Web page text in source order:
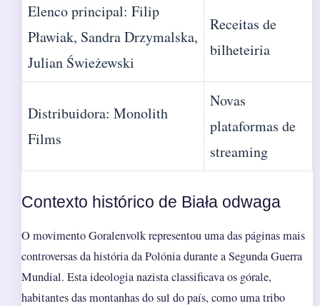
Elenco principal: Filip
Pławiak, Sandra Drzymalska,
Julian Świeżewski
Receitas de
bilheteiria
Distribuidora: Monolith
Films
Novas
plataformas de
streaming
Contexto histórico de Biała odwaga
O movimento Goralenvolk representou uma das páginas mais
controversas da história da Polónia durante a Segunda Guerra
Mundial. Esta ideologia nazista classificava os górale,
habitantes das montanhas do sul do país, como uma tribo